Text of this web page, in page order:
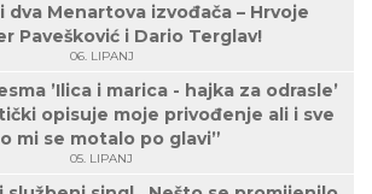
Menartova izvođača – Hrvoje
Pavešković i Dario Terglav!
06. LIPANJ
’Ilica i marica - hajka za odrasle’
opisuje moje privođenje ali i sve
mi se motalo po glavi”
05. LIPANJ